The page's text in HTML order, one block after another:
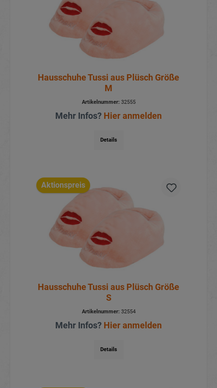
Hausschuhe Tussi aus Plüsch Größe
M
Artikelnummer:32555
Mehr Infos? Hier anmelden
Details
Aktionspreis
Hausschuhe Tussi aus Plüsch Größe
S
Artikelnummer:32554
Mehr Infos? Hier anmelden
Details